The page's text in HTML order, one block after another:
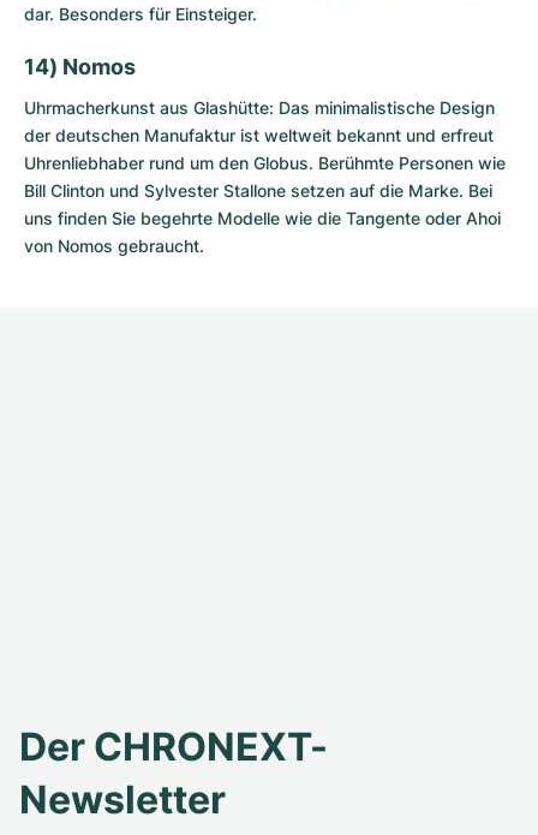
dar. Besonders für Einsteiger.
14) Nomos
Uhrmacherkunst aus Glashütte: Das minimalistische Design
der deutschen Manufaktur ist weltweit bekannt und erfreut
Uhrenliebhaber rund um den Globus. Berühmte Personen wie
Bill Clinton und Sylvester Stallone setzen auf die Marke. Bei
uns finden Sie begehrte Modelle wie die Tangente oder Ahoi
von Nomos gebraucht.
Der CHRONEXT-
Newsletter